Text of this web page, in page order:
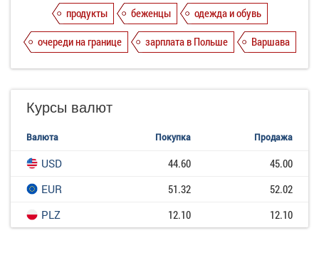
продукты
беженцы
одежда и обувь
очереди на границе
зарплата в Польше Варшава
Курсы валют
Валюта Покупка Продажа
USD 44.60
45.00
EUR
51.32
52.02
PLZ
12.10 12.10